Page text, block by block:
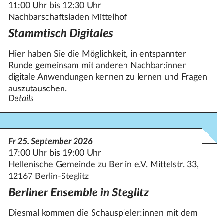
11:00 Uhr bis 12:30 Uhr
Nachbarschaftsladen Mittelhof
Stammtisch Digitales
Hier haben Sie die Möglichkeit, in entspannter
Runde gemeinsam mit anderen Nachbar:innen
digitale Anwendungen kennen zu lernen und Fragen
auszutauschen.
Details
zum Angebot Stammtisch Digitales
Fr 25. September 2026
17:00 Uhr bis 19:00 Uhr
Hellenische Gemeinde zu Berlin e.V. Mittelstr. 33,
12167 Berlin-Steglitz
Berliner Ensemble in Steglitz
Diesmal kommen die Schauspieler:innen mit dem